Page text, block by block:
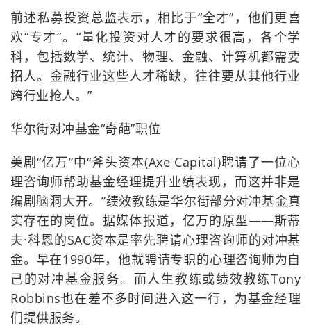
前述私募投资总监表示，相比于“全才”，他们更喜
欢“专才”。“量化投资对人才的要求很高，各个学
科，包括数学、统计、物理、金融、计算机都需要
招人。金融行业这些人才稀缺，往往要从其他行业
跨行业抢人。”
华尔街对冲基金“奇葩”职位
美剧“亿万”中“斧头资本(Axe Capital)聘请了一位心
理咨询师帮助基金经理提升业绩表现，而这并非是
编剧脑洞大开。”绩效教练是华尔街部分对冲基金真
实存在的岗位。据媒体报道，亿万的原型——斯蒂
夫·科恩的SAC资本是率先聘请心理咨询师的对冲基
金。早在1990年，他就聘请专职的心理咨询师为自
己的对冲基金服务。而人生教练或绩效教练Tony
Robbins也在差不多时间进入这一行，为基金经理
们提供服务。